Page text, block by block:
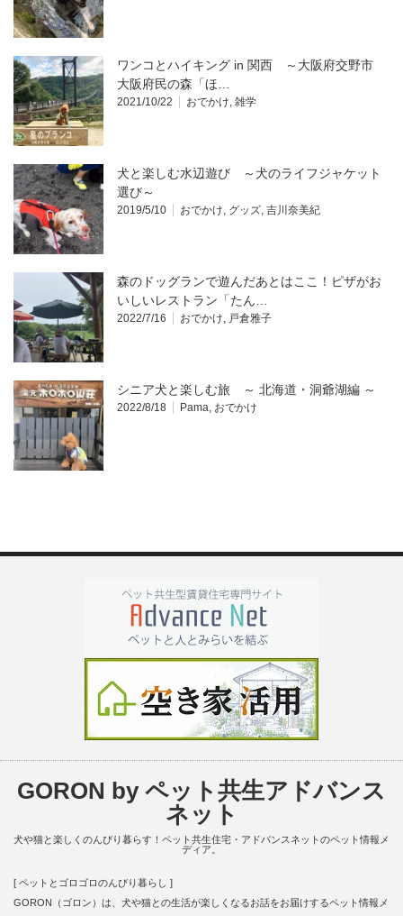
ワンコとハイキング in 関西 ～大阪府交野市
大阪府民の森「ほ…
2021/10/22 おでかけ, 雑学
犬と楽しむ水辺遊び ～犬のライフジャケット
選び～
2019/5/10 おでかけ, グッズ, 吉川奈美紀
森のドッグランで遊んだあとはここ！ピザがお
いしいレストラン「たん…
2022/7/16 おでかけ, 戸倉雅子
シニア犬と楽しむ旅 ～ 北海道・洞爺湖編 ～
2022/8/18 Pama, おでかけ
GORON by ペット共生アドバンス
ネット
犬や猫と楽しくのんびり暮らす！ペット共生住宅・アドバンスネットのペット情報メ
ディア。
[ ペットとゴロゴロのんびり暮らし ]
GORON（ゴロン）は、犬や猫との生活が楽しくなるお話をお届けするペット情報メ